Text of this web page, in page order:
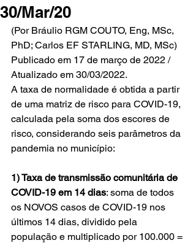
30/Mar/20
(Por Bráulio RGM COUTO, Eng, MSc,
PhD; Carlos EF STARLING, MD, MSc)
Publicado em 17 de março de 2022 /
Atualizado em 30/03/2022.
A taxa de normalidade é obtida a partir
de uma matriz de risco para COVID-19,
calculada pela soma dos escores de
risco, considerando seis parâmetros da
pandemia no município:
1) Taxa de transmissão comunitária de
COVID-19 em 14 dias: soma de todos
os NOVOS casos de COVID-19 nos
últimos 14 dias, dividido pela
população e multiplicado por 100.000 =